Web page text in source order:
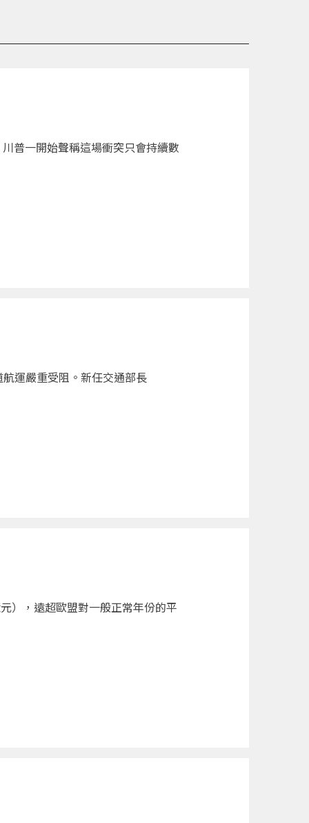
普一開始聲稱這場衝突只會持續數
運嚴重受阻。新任交通部長
），遠超歐盟對一般正常年份的平